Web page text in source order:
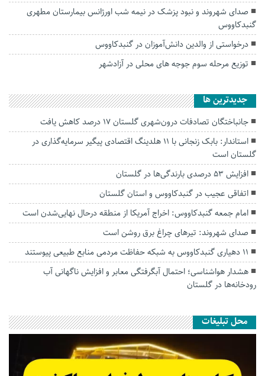
صدای شهروند و نبود پزشک در نیمه شب اورژانس بیمارستان مطهری
گنبدکاووس
درخواستی از والدین دانش‌آموزان در گنبدکاووس
توزیع مرحله سوم جوجه های محلی در آزادشهر
جديدترين ها
جانباختگان تصادفات درون‌شهری گلستان ۱۷ درصد کاهش یافت
استاندار: بابک زنجانی با ۱۱ هلدینگ اقتصادی پیگیر سرمایه‌گذاری در
گلستان است
افزایش ۵۳ درصدی بارندگی‌ها در گلستان
اتفاقی عجیب در‌ گنبدکاووس و استان گلستان
امام جمعه گنبدکاووس: اخراج آمریکا از منطقه درحال نهایی‌شدن است
صدای شهروند: تیرهای چراغ برق روشن است
۱۱ دهیاری گنبدکاووس به شبکه حفاظت مردمی منابع طبیعی پیوستند
هشدار هواشناسی؛ احتمال آبگرفتگی معابر و افزایش ناگهانی آب
رودخانه‌ها در گلستان
محل تبلیغات